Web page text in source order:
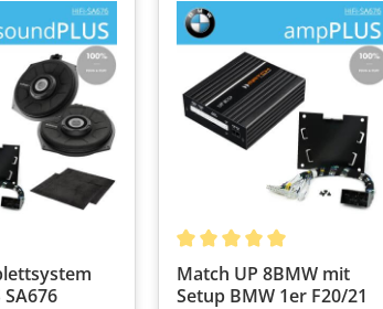
Match UP 8BMW mit
Setup BMW 1er F20/21